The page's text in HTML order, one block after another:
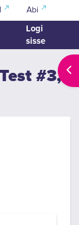
Abi
Logi
sisse
#3,